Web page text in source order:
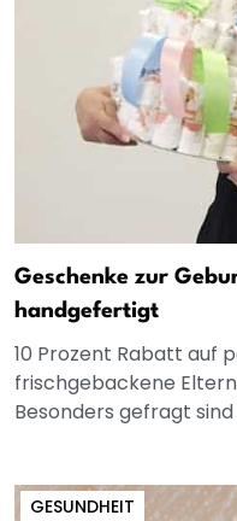
Geschenke zur
handgefertigt
10 Prozent Rabatt auf
frischgebackene
Besonders gefragt
GESUNDHEIT